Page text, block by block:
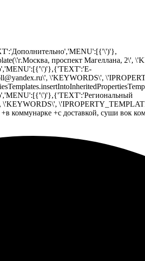
проспект Магеллана, 2\',
\'KEYWORDS\',
\'KEYWORDS\',
+с доставкой, суши вок